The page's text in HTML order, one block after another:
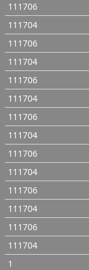
111706
111704
111706
111704
111706
111704
111706
111704
111706
111704
111706
111704
111706
111704
1